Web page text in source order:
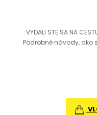
VYDALI STE SA NA
Podrobné návody, ako